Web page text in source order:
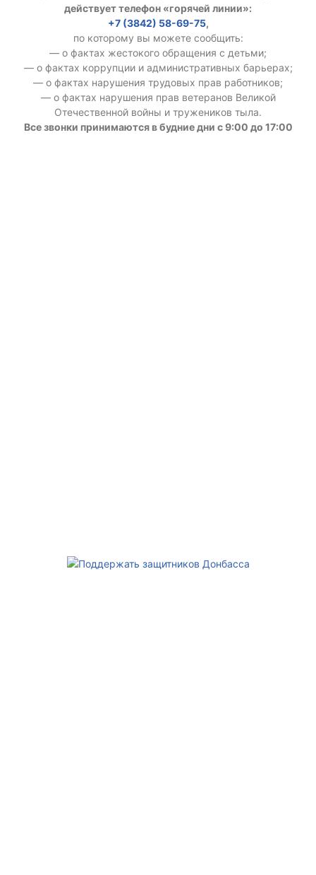
действует телефон «горячей линии»:
+7 (3842) 58-69-75,
по которому вы можете сообщить:
— о фактах жестокого обращения с детьми;
— о фактах коррупции и административных барьерах;
— о фактах нарушения трудовых прав работников;
— о фактах нарушения прав ветеранов Великой
Отечественной войны и тружеников тыла.
Все звонки принимаются в будние дни с 9:00 до 17:00